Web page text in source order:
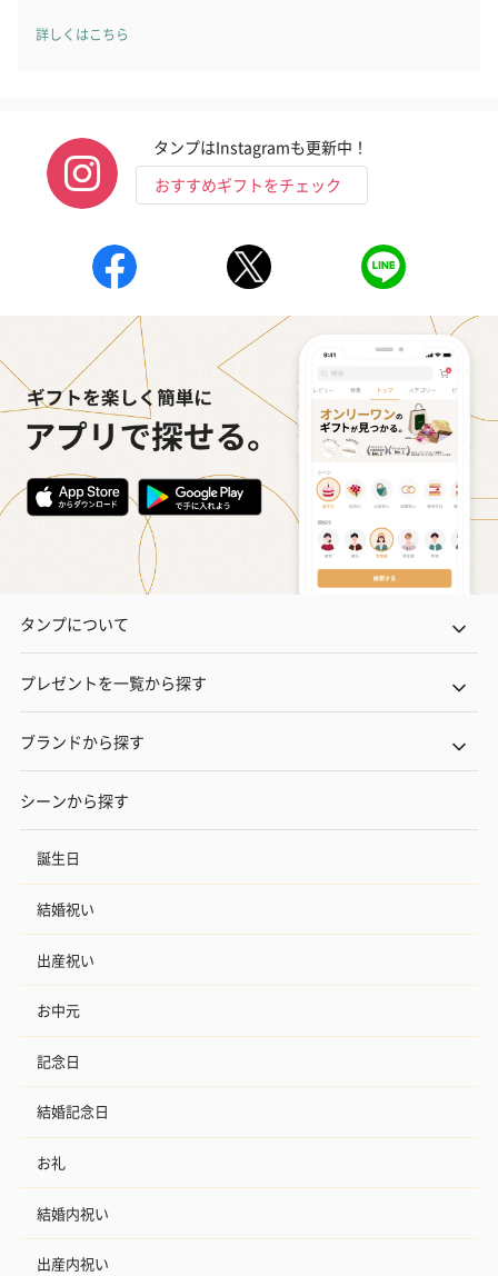
ハンドクリーム3本セッ
ト【ありがとう】
（1,100円）
シャワージェル＆ハン
ドクリーム（ピンクグ
レープフルーツ）
（2,145円）
シャワージェ
ドクリーム（
ッシュローズ
円）
リラックスグッズ
リラックスグッズを同梱してお届けします。
バスフラワー
ハンドタオル・ハンカチ
ハンドタオル・ハンカチを同梱してお届けいたします。ギフトへ
の＋αにおすすめです。
花束ハンドタオル（ピ
ンク）（1,760円）
花束ハンドタオル（ブ
花束ハンドタ
詳しくはこちら
タンプはInstagramも更新中！
おすすめギフトをチェック
タンプについて
プレゼントを一覧から探す
ブランドから探す
シーンから探す
誕生日
結婚祝い
出産祝い
お中元
記念日
結婚記念日
お礼
結婚内祝い
出産内祝い